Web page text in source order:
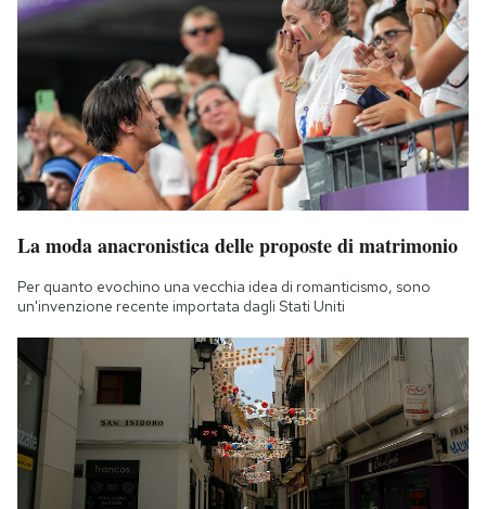
La moda anacronistica delle proposte di matrimonio
Per quanto evochino una vecchia idea di romanticismo, sono
un'invenzione recente importata dagli Stati Uniti